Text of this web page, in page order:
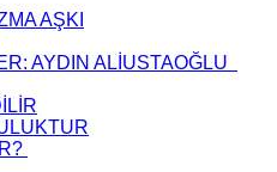
AŞKI
AYDIN ALİUSTAOĞLU